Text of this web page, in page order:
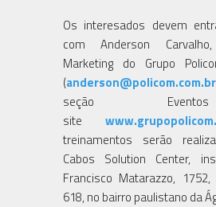
Os interesados devem
com Anderson
Marketing do Grupo
(anderson@policom.com.br
seção
site
treinamentos serão
Cabos Solution Center,
Francisco Matarazzo,
618, no bairro paulistano da